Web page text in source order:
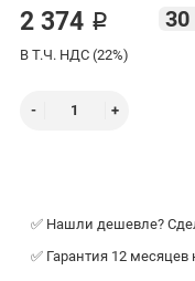
2 374 ₽ 30
В Т.Ч. НДС (22%)
✅ Нашли дешевле?
✅ Гарантия 12 месяцев